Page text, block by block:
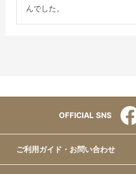
金属の装飾は苦手なため確認させ
貴社さまの今後のご参考にして頂
申し訳ございません。
んでした。
OFFICIAL SNS
ご利用ガイド・お問い合わせ